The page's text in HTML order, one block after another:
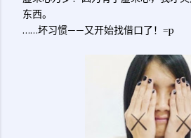
东西。
……坏习惯——又开始找借口了！=p